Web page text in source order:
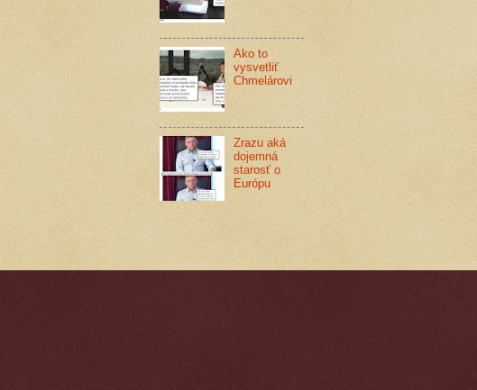
Ako to
vysvetliť
Chmelárovi
Zrazu aká
dojemná
starosť o
Európu